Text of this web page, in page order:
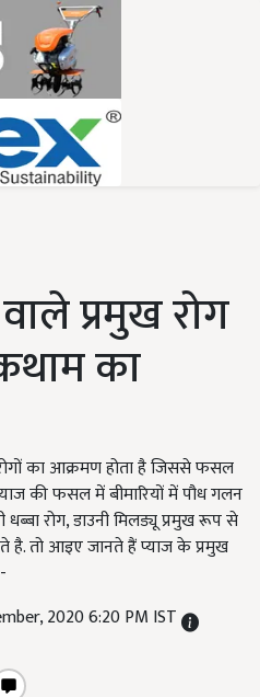
प्रमुख रोग
का
का आक्रमण होता है जिससे फसल
की फसल में बीमारियों में पौध गलन
रोग, डाउनी मिलड्यू प्रमुख रूप से
तो आइए जानते हैं प्याज के प्रमुख
2020 6:20 PM IST